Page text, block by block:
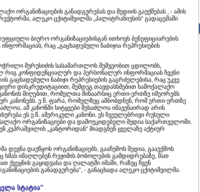
ორგანიზაციების განადგურებას და მედიის გაუქმებას , - ამის
ალეკო ცქიტიშვილმა „პალიტრანიუსის“ გადაცემაში
ბიურო ორგანიზაციებისგან ითხოვს ბენეფიციარების
რაც „გაცხადებული ნაბიჯია რეპრესიების
მურუსიძის სასამართლოს მეშვეობით ცდილობს,
რიგ კონფიდენციალურ და პერსონალურ ინფორმაციას ჩვენი
გაცხადებული ნაბიჯი რეპრესიების გაგრძელებისა, რაც უკვე
დისკრედიტაციით, შემდეგ თავდასხმებით სამოქალაქო
მიღებით, რომელთა შინაარსიც ერთი-ერთზე იმეორებს
კანონებს. ე.წ. ფარა, რომელზეც ამბობდნენ, რომ ერთი-ერთზე
ამ კანონში სიტყვები შესაძლოა იმავენაირად არის
ეს ე.წ. ამერიკული კანონი. ეს ჩვეულებრივი რუსული
ორგანიზაციები და დამოუკიდებელი მედია საქართველოში.
კუპრაშვილის „კანტორიდან“ მიადგნენ ყველაზე აქტიურ
დევნა დაუწყოს ორგანიზაციებს, გააჩუმოს მედია, გააუქმოს
იმაღლებენ რეჟიმის ბობოლების გამდიდრებაზე, მათ
გაყიდვასა და ღალატში იმაში, რაზეც ჩვენ
განადგურება“, - განაცხადა ალეკო ცქიტიშვილმა.
სტატია"